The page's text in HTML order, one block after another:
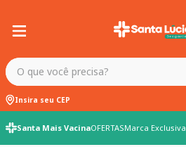
O que você precisa?
Insira seu CEP
Santa Mais VacinaOFERTASMarca Exclusiva